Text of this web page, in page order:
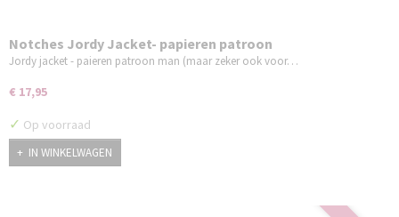
Notches Jordy Jacket- papieren patroon
Jordy jacket - paieren patroon man (maar zeker ook voor…
€ 17,95
✓ Op voorraad
IN WINKELWAGEN